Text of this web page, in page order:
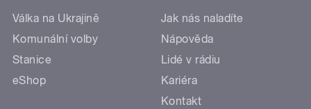
Válka na Ukrajině
Komunální volby
Stanice
eShop
Jak nás naladíte
Nápověda
Lidé v rádiu
Kariéra
Kontakt